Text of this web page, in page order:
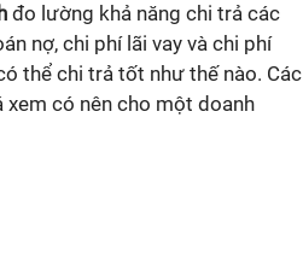
đo lường khả năng chi trả các
nợ, chi phí lãi vay và chi phí
thể chi trả tốt như thế nào. Các
xem có nên cho một doanh